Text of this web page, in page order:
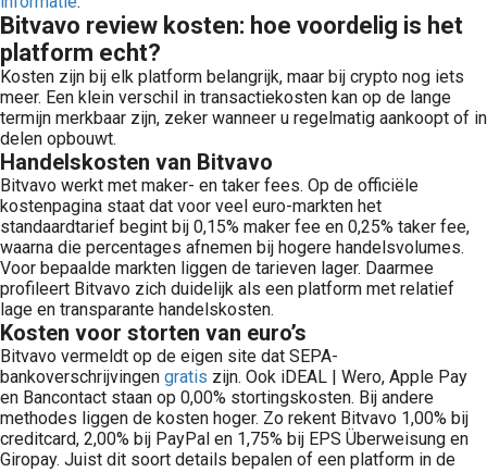
Bitvavo review kosten: hoe voordelig is het
platform echt?
Kosten zijn bij elk platform belangrijk, maar bij crypto nog iets
meer. Een klein verschil in transactiekosten kan op de lange
termijn merkbaar zijn, zeker wanneer u regelmatig aankoopt of in
delen opbouwt.
Handelskosten van Bitvavo
Bitvavo werkt met maker- en taker fees. Op de officiële
kostenpagina staat dat voor veel euro-markten het
standaardtarief begint bij 0,15% maker fee en 0,25% taker fee,
waarna die percentages afnemen bij hogere handelsvolumes.
Voor bepaalde markten liggen de tarieven lager. Daarmee
profileert Bitvavo zich duidelijk als een platform met relatief
lage en transparante handelskosten.
Kosten voor storten van euro’s
Bitvavo vermeldt op de eigen site dat SEPA-
bankoverschrijvingen gratis zijn. Ook iDEAL | Wero, Apple Pay
en Bancontact staan op 0,00% stortingskosten. Bij andere
methodes liggen de kosten hoger. Zo rekent Bitvavo 1,00% bij
creditcard, 2,00% bij PayPal en 1,75% bij EPS Überweisung en
Giropay. Juist dit soort details bepalen of een platform in de